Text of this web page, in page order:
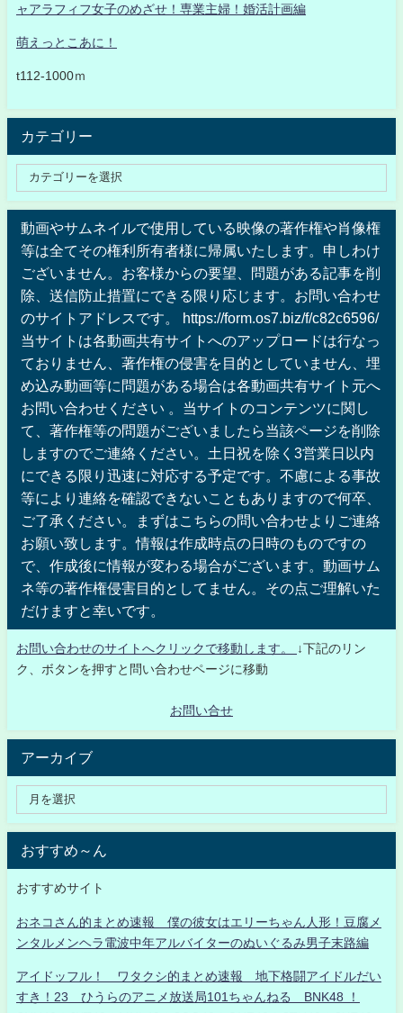
ャアラフィフ女子のめざせ！専業主婦！婚活計画編
萌えっとこあに！
t112-1000ｍ
カテゴリー
動画やサムネイルで使用している映像の著作権や肖像権
等は全てその権利所有者様に帰属いたします。申しわけ
ございません。お客様からの要望、問題がある記事を削
除、送信防止措置にできる限り応じます。お問い合わせ
のサイトアドレスです。 https://form.os7.biz/f/c82c6596/
当サイトは各動画共有サイトへのアップロードは行なっ
ておりません、著作権の侵害を目的としていません、埋
め込み動画等に問題がある場合は各動画共有サイト元へ
お問い合わせください 。当サイトのコンテンツに関し
て、著作権等の問題がございましたら当該ページを削除
しますのでご連絡ください。土日祝を除く3営業日以内
にできる限り迅速に対応する予定です。不慮による事故
等により連絡を確認できないこともありますので何卒、
ご了承ください。まずはこちらの問い合わせよりご連絡
お願い致します。情報は作成時点の日時のものですの
で、作成後に情報が変わる場合がございます。動画サム
ネ等の著作権侵害目的としてません。その点ご理解いた
だけますと幸いです。
お問い合わせのサイトへクリックで移動します。
↓下記のリン
ク、ボタンを押すと問い合わせページに移動
お問い合せ
アーカイブ
おすすめ～ん
おすすめサイト
おネコさん的まとめ速報 僕の彼女はエリーちゃん人形！豆腐メ
ンタルメンヘラ電波中年アルバイターのぬいぐるみ男子末路編
アイドッフル！ ワタクシ的まとめ速報 地下格闘アイドルだい
すき！23 ひうらのアニメ放送局101ちゃんねる BNK48 ！